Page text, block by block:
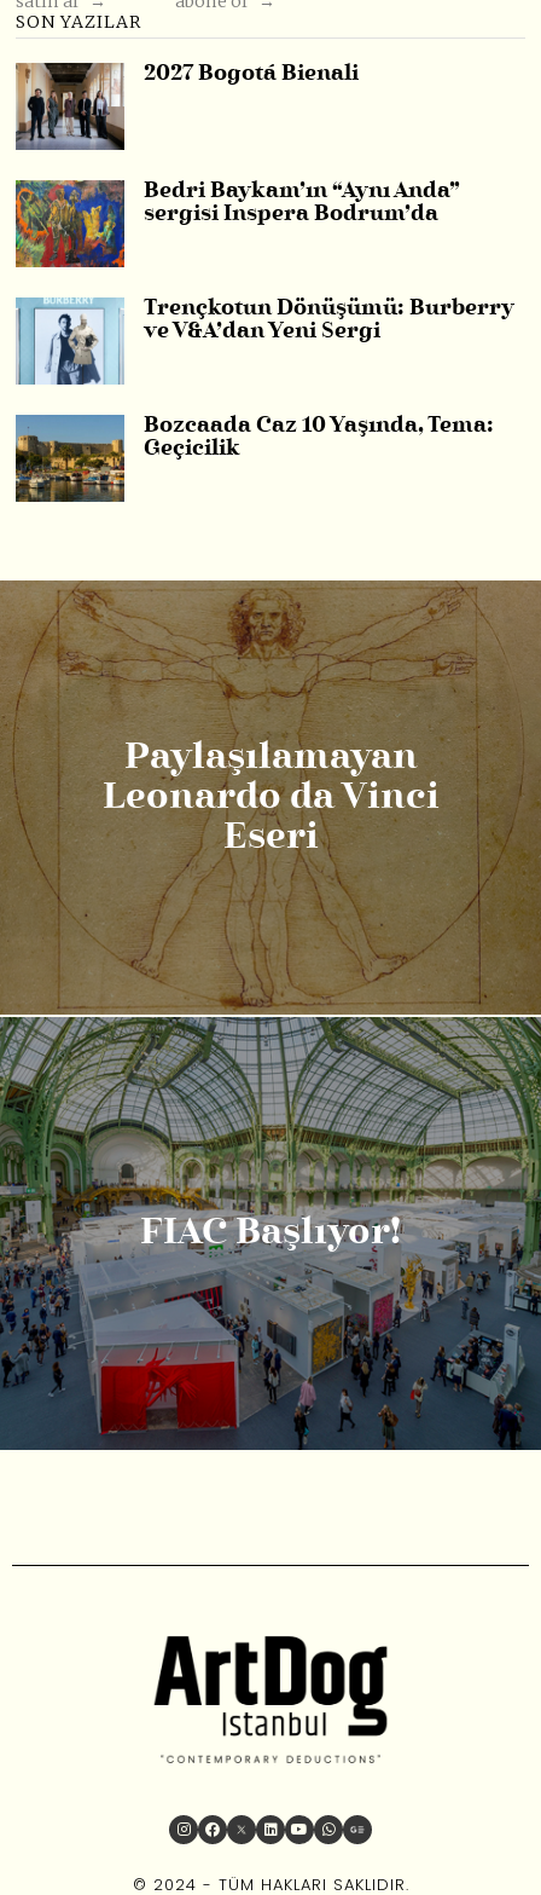
SON YAZILAR
2027 Bogotá Bienali
Bedri Baykam’ın “Aynı Anda”
sergisi Inspera Bodrum’da
Trençkotun Dönüşümü: Burberry
ve V&A’dan Yeni Sergi
Bozcaada Caz 10 Yaşında, Tema:
Geçicilik
Paylaşılamayan
Leonardo da Vinci
Eseri
FIAC Başlıyor!
© 2024 - TÜM HAKLARI SAKLIDIR.